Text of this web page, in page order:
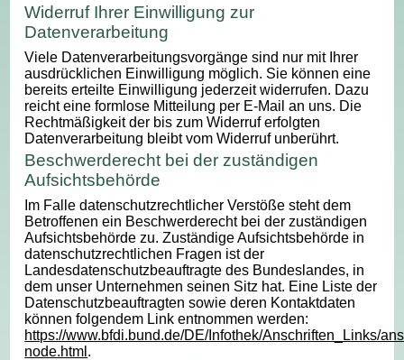
Widerruf Ihrer Einwilligung zur
Datenverarbeitung
Viele Datenverarbeitungsvorgänge sind nur mit Ihrer
ausdrücklichen Einwilligung möglich. Sie können eine
bereits erteilte Einwilligung jederzeit widerrufen. Dazu
reicht eine formlose Mitteilung per E-Mail an uns. Die
Rechtmäßigkeit der bis zum Widerruf erfolgten
Datenverarbeitung bleibt vom Widerruf unberührt.
Beschwerderecht bei der zuständigen
Aufsichtsbehörde
Im Falle datenschutzrechtlicher Verstöße steht dem
Betroffenen ein Beschwerderecht bei der zuständigen
Aufsichtsbehörde zu. Zuständige Aufsichtsbehörde in
datenschutzrechtlichen Fragen ist der
Landesdatenschutzbeauftragte des Bundeslandes, in
dem unser Unternehmen seinen Sitz hat. Eine Liste der
Datenschutzbeauftragten sowie deren Kontaktdaten
können folgendem Link entnommen werden:
https://www.bfdi.bund.de/DE/Infothek/Anschriften_Links/
node.html .